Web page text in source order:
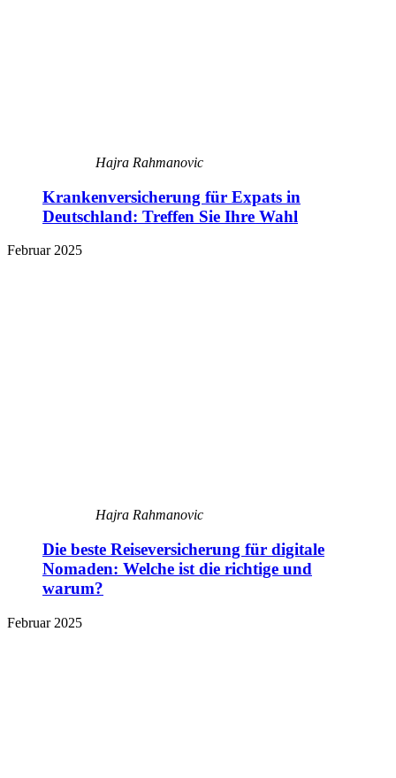
Hajra Rahmanovic
Krankenversicherung für Expats in
Deutschland: Treffen Sie Ihre Wahl
Februar 2025
Hajra Rahmanovic
Die beste Reiseversicherung für digitale
Nomaden: Welche ist die richtige und
warum?
Februar 2025